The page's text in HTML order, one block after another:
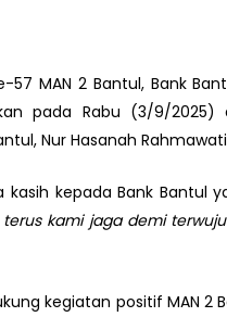
MAN 2 Bantul, Bank
pada Rabu (3/9/
Nur Hasanah
kepada Bank Bantul
kami jaga demi
kegiatan positif MAN 2